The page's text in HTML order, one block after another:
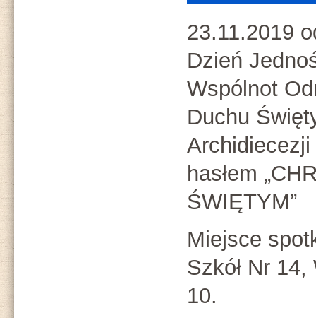
23.11.2019
Dzień
Wspólnot
Duchu
Archidiecezji
hasłem
ŚWIĘTYM”
Miejsce
Szkół Nr 14,
10.